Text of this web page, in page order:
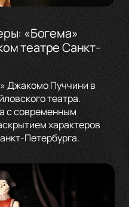
«Богема»
театре Санкт-
Джакомо Пуччини в
театра.
с современным
характеров
Петербурга.